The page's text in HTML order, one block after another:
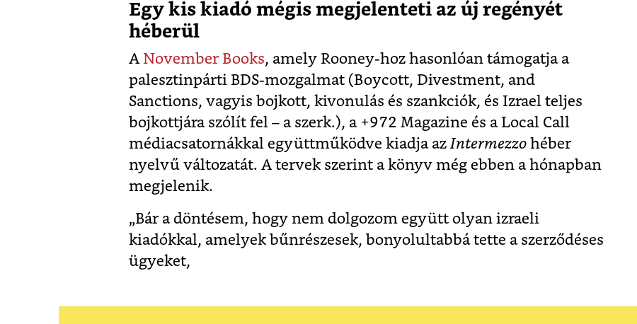
Egy kis kiadó mégis megjelenteti az új regényét
héberül
A November Books, amely Rooney-hoz hasonlóan támogatja a
palesztinpárti BDS-mozgalmat (Boycott, Divestment, and
Sanctions, vagyis bojkott, kivonulás és szankciók, és Izrael teljes
bojkottjára szólít fel – a szerk.), a +972 Magazine és a Local Call
médiacsatornákkal együttműködve kiadja azIntermezzo héber
nyelvű változatát. A tervek szerint a könyv még ebben a hónapban
megjelenik.
„Bár a döntésem, hogy nem dolgozom együtt olyan izraeli
kiadókkal, amelyek bűnrészesek, bonyolultabbá tette a szerződéses
ügyeket,